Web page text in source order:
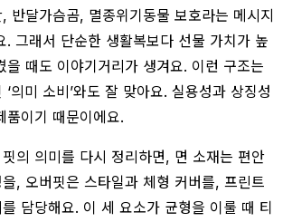
반달가슴곰, 멸종위기동물 보호라는 메시지
. 그래서 단순한 생활복보다 선물 가치가 높
을 때도 이야기거리가 생겨요. 이런 구조는
의미 소비’와도 잘 맞아요. 실용성과 상징성
품이기 때문이에요.
의 의미를 다시 정리하면, 면 소재는 편안
, 오버핏은 스타일과 체형 커버를, 프린트
담당해요. 이 세 요소가 균형을 이룰 때 티